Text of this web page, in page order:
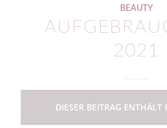
BEAUTY
2021
DIESER BEITRAG ENTHÄLT